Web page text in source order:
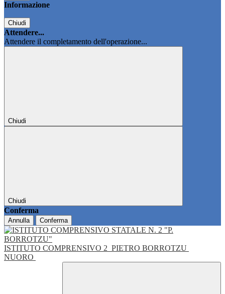
Informazione
Chiudi
Attendere...
Attendere il completamento dell'operazione...
Chiudi
Chiudi
Conferma
Annulla Conferma
ISTITUTO COMPRENSIVO 2 PIETRO BORROTZU
NUORO